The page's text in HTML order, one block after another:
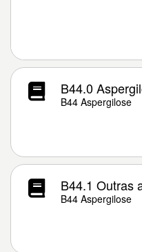
B44.0
B44 Aspergilose
B44.1 Outras
B44 Aspergilose